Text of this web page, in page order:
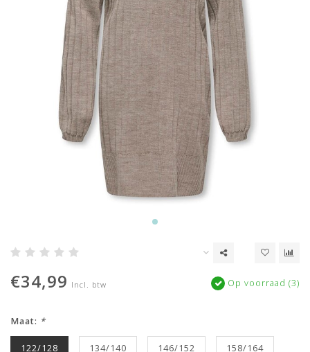
€34,99 Incl. btw Op voorraad (3)
Maat: *
122/128 134/140 146/152 158/164